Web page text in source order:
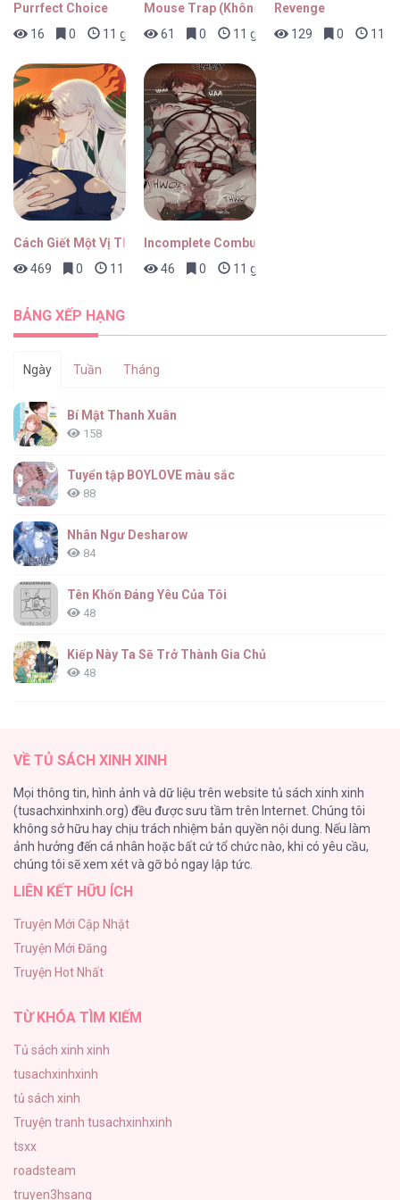
Purrfect Choice
16
0 11 giờ trước
Mouse Trap (Không Che)
61
0 11 giờ trước
Revenge
129
0 11
Cách Giết Một Vị Thân
469
0 11 giờ trước
Incomplete Combustion
46
0 11 giờ trước
BẢNG XẾP HẠNG
Ngày Tuần Tháng
Bí Mật Thanh Xuân
158
Tuyển tập BOYLOVE màu sắc
88
Nhân Ngư Desharow
84
Tên Khốn Đáng Yêu Của Tôi
48
Kiếp Này Ta Sẽ Trở Thành Gia Chủ
48
44
Cash Or Credit
44
BÌNH MINH CHIA CẮT BÓNG ĐÊM
ONESHOT CHỊCH VỒN CHỊCH VÃ
31
VỀ TỦ SÁCH XINH XINH
Mọi thông tin, hình ảnh và dữ liệu trên website tủ sách xinh xinh
(tusachxinhxinh.org) đều được sưu tầm trên Internet. Chúng tôi
không sở hữu hay chịu trách nhiệm bản quyền nội dung. Nếu làm
ảnh hưởng đến cá nhân hoặc bất cứ tổ chức nào, khi có yêu cầu,
chúng tôi sẽ xem xét và gỡ bỏ ngay lập tức.
LIÊN KẾT HỮU ÍCH
Truyện Mới Cập Nhật
Truyện Mới Đăng
Truyện Hot Nhất
TỪ KHÓA TÌM KIẾM
Tủ sách xinh xinh
tusachxinhxinh
tủ sách xinh
Truyện tranh tusachxinhxinh
tsxx
roadsteam
truyen3hsang